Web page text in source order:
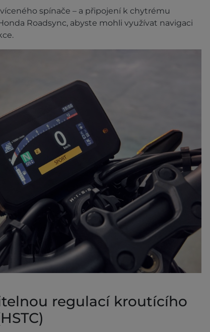
spínače – a připojení k chytrému
Roadsync, abyste mohli využívat navigaci
regulací kroutícího